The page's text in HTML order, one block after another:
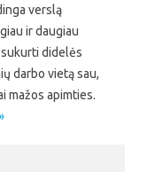
verslą
ir daugiau
didelės
darbo vietą sau,
mažos apimties.